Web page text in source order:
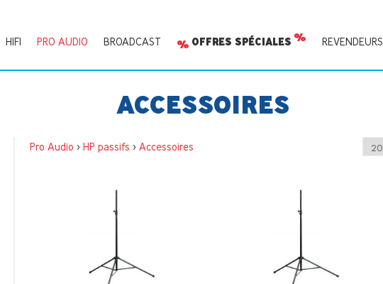
HIFI PRO AUDIO BROADCAST OFFRES SPÉCIALES REVENDEURS
ACCESSOIRES
Pro Audio > HP passifs > Accessoires